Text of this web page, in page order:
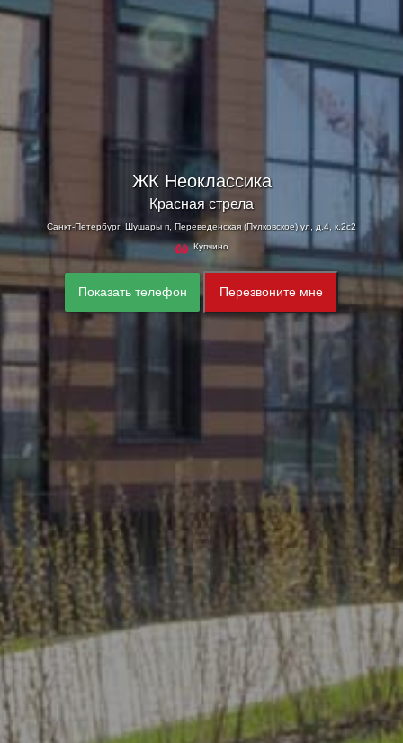
ЖК Неоклассика
Красная стрела
Санкт-Петербург, Шушары п, Переведенская (Пулковское) ул, д.4, к.2с2
Купчино
Показать телефон Перезвоните мне